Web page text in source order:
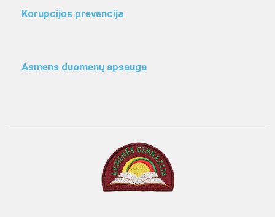
Korupcijos prevencija
Asmens duomenų apsauga